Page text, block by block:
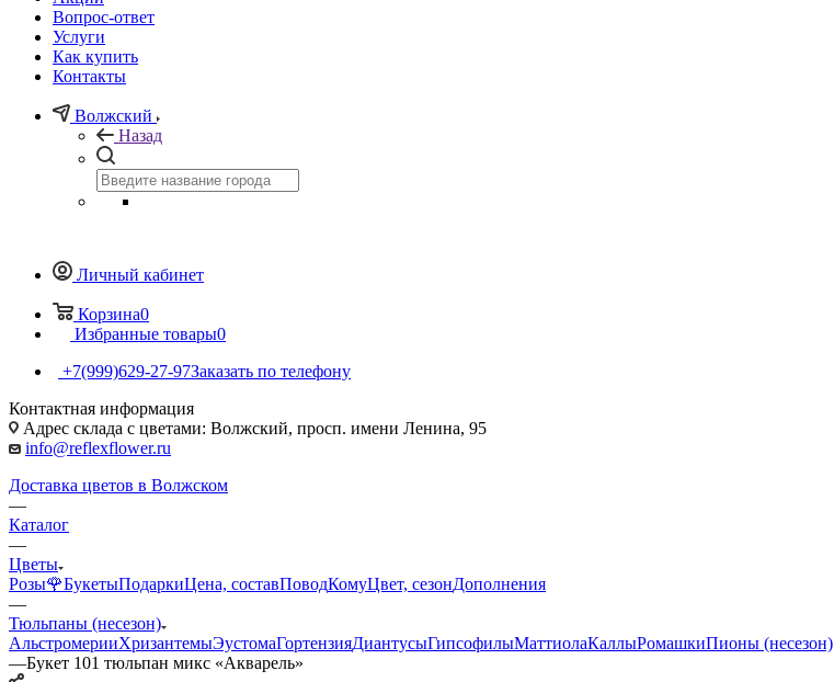
Вопрос-ответ
Услуги
Как купить
Контакты
Волжский
Назад
Личный кабинет
Корзина0
Избранные товары0
+7(999)629-27-97Заказать по телефону
Контактная информация
Адрес склада с цветами: Волжский, просп. имени Ленина, 95
info@reflexflower.ru
Доставка цветов в Волжском
—
Каталог
—
Цветы
Розы🌹БукетыПодаркиЦена, составПоводКомуЦвет, сезонДополнения
—
Тюльпаны (несезон)
АльстромерииХризантемыЭустомаГортензияДиантусыГипсофилыМаттиолаКаллыРомашкиПионы (несезон)
—Букет 101 тюльпан микс «Акварель»